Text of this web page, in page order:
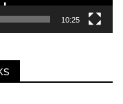
10:25